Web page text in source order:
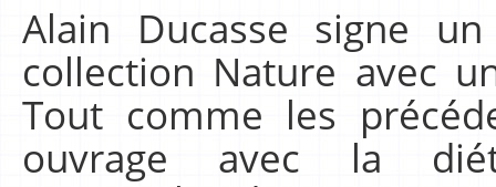
Alain Ducasse signe
collection Nature avec
Tout comme les
ouvrage avec la